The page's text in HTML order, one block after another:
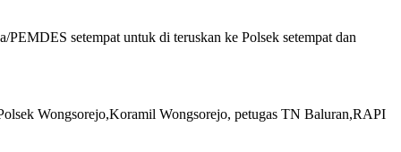
setempat untuk di teruskan ke Polsek setempat dan
Wongsorejo,Koramil Wongsorejo, petugas TN Baluran,RAPI